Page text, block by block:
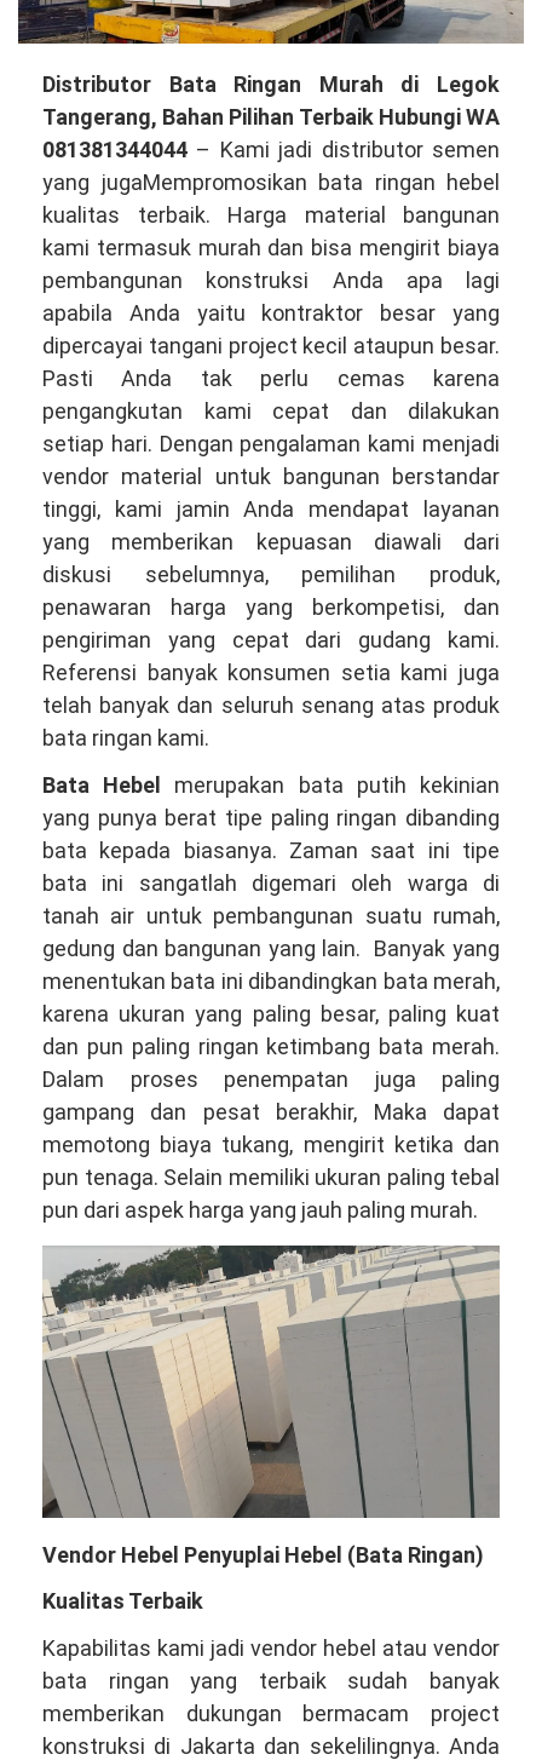
Distributor
Bata
Ringan
Murah
di
Legok
Tangerang,
Bahan
Kualitas
Terbaik
Hubungi
WA
081381344044
Distributor Bata Ringan Murah di Legok
Tangerang, Bahan Pilihan Terbaik Hubungi WA
081381344044 – Kami jadi distributor semen
yang jugaMempromosikan bata ringan hebel
kualitas terbaik. Harga material bangunan
kami termasuk murah dan bisa mengirit biaya
pembangunan konstruksi Anda apa lagi
apabila Anda yaitu kontraktor besar yang
dipercayai tangani project kecil ataupun besar.
Pasti Anda tak perlu cemas karena
pengangkutan kami cepat dan dilakukan
setiap hari. Dengan pengalaman kami menjadi
vendor material untuk bangunan berstandar
tinggi, kami jamin Anda mendapat layanan
yang memberikan kepuasan diawali dari
diskusi sebelumnya, pemilihan produk,
penawaran harga yang berkompetisi, dan
pengiriman yang cepat dari gudang kami.
Referensi banyak konsumen setia kami juga
telah banyak dan seluruh senang atas produk
bata ringan kami.
Bata Hebel merupakan bata putih kekinian
yang punya berat tipe paling ringan dibanding
bata kepada biasanya. Zaman saat ini tipe
bata ini sangatlah digemari oleh warga di
tanah air untuk pembangunan suatu rumah,
gedung dan bangunan yang lain. Banyak yang
menentukan bata ini dibandingkan bata merah,
karena ukuran yang paling besar, paling kuat
dan pun paling ringan ketimbang bata merah.
Dalam proses penempatan juga paling
gampang dan pesat berakhir, Maka dapat
memotong biaya tukang, mengirit ketika dan
pun tenaga. Selain memiliki ukuran paling tebal
pun dari aspek harga yang jauh paling murah.
Vendor Hebel Penyuplai Hebel (Bata Ringan)
Kualitas Terbaik
Kapabilitas kami jadi vendor hebel atau vendor
bata ringan yang terbaik sudah banyak
memberikan dukungan bermacam project
konstruksi di Jakarta dan sekelilingnya. Anda